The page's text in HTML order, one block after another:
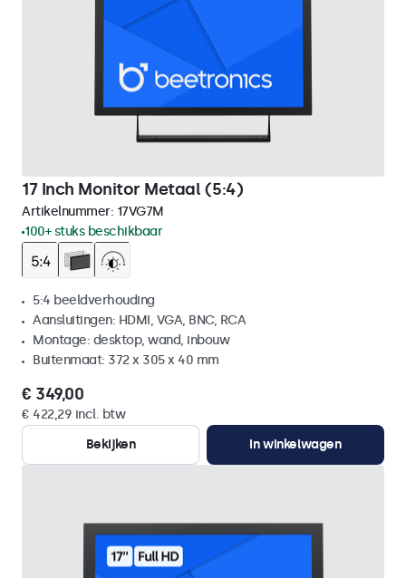
17 Inch Monitor Metaal (5:4)
Artikelnummer: 17VG7M
100+ stuks beschikbaar
5:4 beeldverhouding
Aansluitingen: HDMI, VGA, BNC, RCA
Montage: desktop, wand, inbouw
Buitenmaat: 372 x 305 x 40 mm
€ 349,00
€ 422,29 incl. btw
Bekijken
In winkelwagen